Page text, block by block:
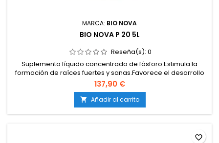
MARCA: BIO NOVA
BIO NOVA P 20 5L
Reseña(s): 0
Suplemento líquido concentrado de fósforo.Estimula la
formación de raíces fuertes y sanas.Favorece el desarrollo
de flores grandes y densas.Asegura una mejor transferencia
de energía en la planta.Apto para cultivos en tierra, coco e
hidroponía.
137,90 €
 Añadir al carrito
favorite_border